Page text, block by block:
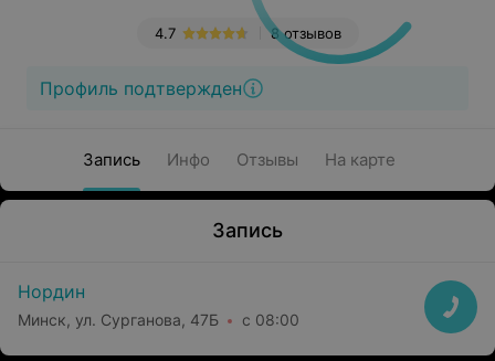
8 отзывов
4.7
Профиль подтвержден
Запись Инфо Отзывы На карте
Запись
Нордин
Минск, ул. Сурганова, 47Б с 08:00